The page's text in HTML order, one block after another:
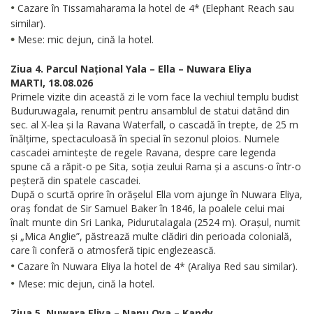
• Cazare în Tissamaharama la hotel de 4* (Elephant Reach sau
similar).
• Mese: mic dejun, cină la hotel.
Ziua 4. Parcul Național Yala – Ella – Nuwara Eliya
MARTI, 18.08.026
Primele vizite din această zi le vom face la vechiul templu budist
Buduruwagala, renumit pentru ansamblul de statui datând din
sec. al X-lea și la Ravana Waterfall, o cascadă în trepte, de 25 m
înălțime, spectaculoasă în special în sezonul ploios. Numele
cascadei amintește de regele Ravana, despre care legenda
spune că a răpit-o pe Sita, soția zeului Rama și a ascuns-o într-o
peșteră din spatele cascadei.
După o scurtă oprire în orășelul Ella vom ajunge în Nuwara Eliya,
oraș fondat de Sir Samuel Baker în 1846, la poalele celui mai
înalt munte din Sri Lanka, Pidurutalagala (2524 m). Orașul, numit
și „Mica Anglie”, păstrează multe clădiri din perioada colonială,
care îi conferă o atmosferă tipic englezească.
• Cazare în Nuwara Eliya la hotel de 4* (Araliya Red sau similar).
• Mese: mic dejun, cină la hotel.